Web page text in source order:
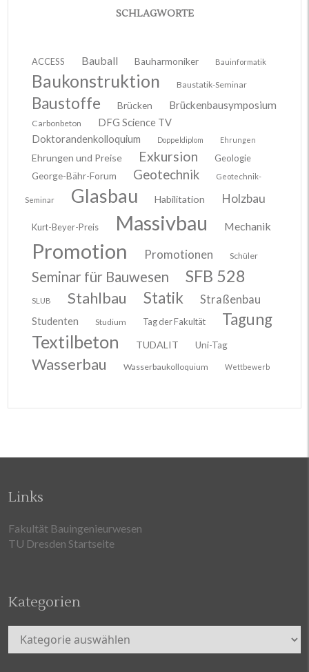
SCHLAGWORTE
ACCESS Bauball Bauharmoniker Bauinformatik
Baukonstruktion Baustatik-Seminar
Baustoffe Brücken Brückenbausymposium
Carbonbeton
DFG Science TV
Doktorandenkolloquium
Doppeldiplom Ehrungen
Ehrungen und Preise Exkursion
Geologie
George-Bähr-Forum
Geotechnik Geotechnik-
Seminar Glasbau Habilitation Holzbau
Kurt-Beyer-Preis Massivbau Mechanik
Promotion Promotionen Schüler
Seminar für Bauwesen SFB 528
SLUB Stahlbau Statik Straßenbau
Studenten Studium Tag der Fakultät Tagung
Textilbeton TUDALIT Uni-Tag
Wasserbau Wasserbaukolloquium Wettbewerb
Links
Fakultät Bauingenieurwesen
TU Dresden Startseite
Kategorien
Kategorien